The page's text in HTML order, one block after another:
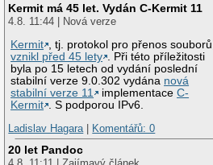
Kermit má 45 let. Vydán C-Kermit 11
4.8. 11:44 | Nová verze
Kermit
, tj. protokol pro přenos souborů,
vznikl před 45 lety
. Při této příležitosti
byla po 15 letech od vydání poslední
stabilní verze 9.0.302 vydána nová
stabilní verze 11
implementaceC-
Kermit
. S podporou IPv6.
Ladislav Hagara| Komentářů: 0
20 let Pandoc